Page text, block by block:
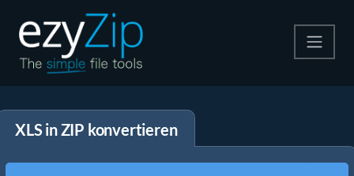
Entpacken
XLS in ZIP konvertieren